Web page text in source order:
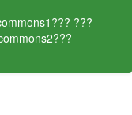
???